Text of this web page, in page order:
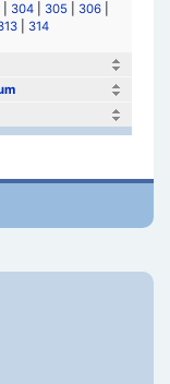
| 304| 305 306|
| 314